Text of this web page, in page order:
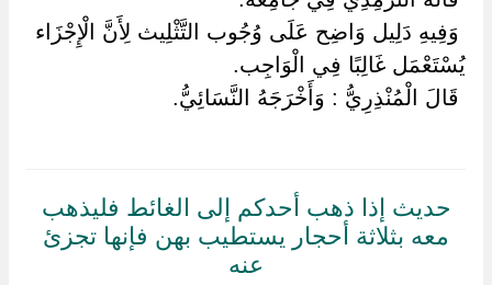
‏ ‏وَفِيهِ دَلِيل وَاضِح عَلَى وُجُوب التَّثْلِيث لِأَنَّ الْإِجْزَاء
يُسْتَعْمَل غَالِبًا فِي الْوَاجِب.
‏ ‏قَالَ الْمُنْذِرِيُّ : وَأَخْرَجَهُ النَّسَائِيُّ.
حديث إذا ذهب أحدكم إلى الغائط فليذهب
معه بثلاثة أحجار يستطيب بهن فإنها تجزئ
عنه